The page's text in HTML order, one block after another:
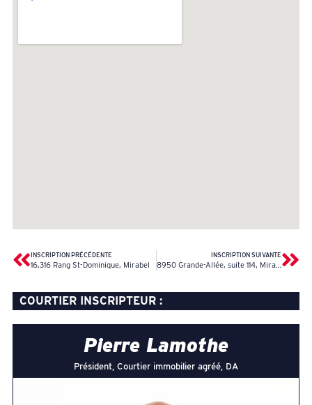
INSCRIPTION PRÉCÉDENTE
16,316 Rang St-Dominique, Mirabel
INSCRIPTION SUIVANTE
8950 Grande-Allée, suite 114, Mirabel
COURTIER INSCRIPTEUR :
Pierre Lamothe
Président, Courtier immobilier agréé, DA